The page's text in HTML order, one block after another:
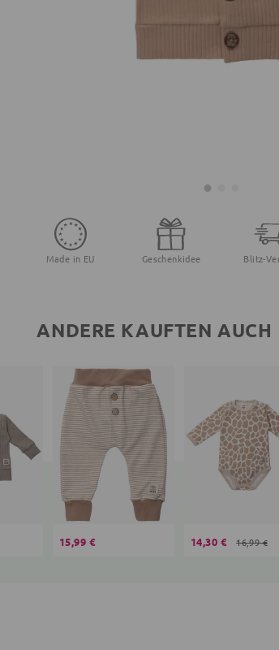
Made in EU Geschenkidee Blitz-
ANDERE KAUFTEN AUCH
15,99 € 14,30 € 16,99 €